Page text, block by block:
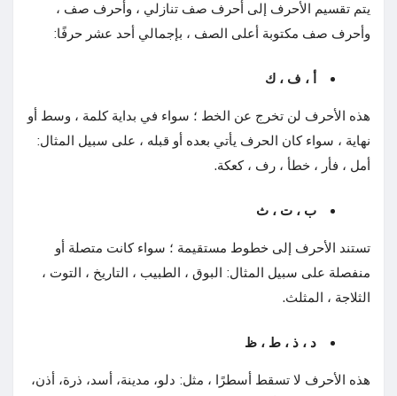
يتم تقسيم الأحرف إلى أحرف صف تنازلي ، وأحرف صف ،
وأحرف صف مكتوبة أعلى الصف ، بإجمالي أحد عشر حرفًا:
أ ، ف ، ك
هذه الأحرف لن تخرج عن الخط ؛ سواء في بداية كلمة ، وسط أو
نهاية ، سواء كان الحرف يأتي بعده أو قبله ، على سبيل المثال:
أمل ، فأر ، خطأ ، رف ، كعكة.
ب ، ت ، ث
تستند الأحرف إلى خطوط مستقيمة ؛ سواء كانت متصلة أو
منفصلة على سبيل المثال: البوق ، الطبيب ، التاريخ ، التوت ،
الثلاجة ، المثلث.
د ، ذ ، ط ، ظ
هذه الأحرف لا تسقط أسطرًا ، مثل: دلو، مدينة، أسد، ذرة، أذن،